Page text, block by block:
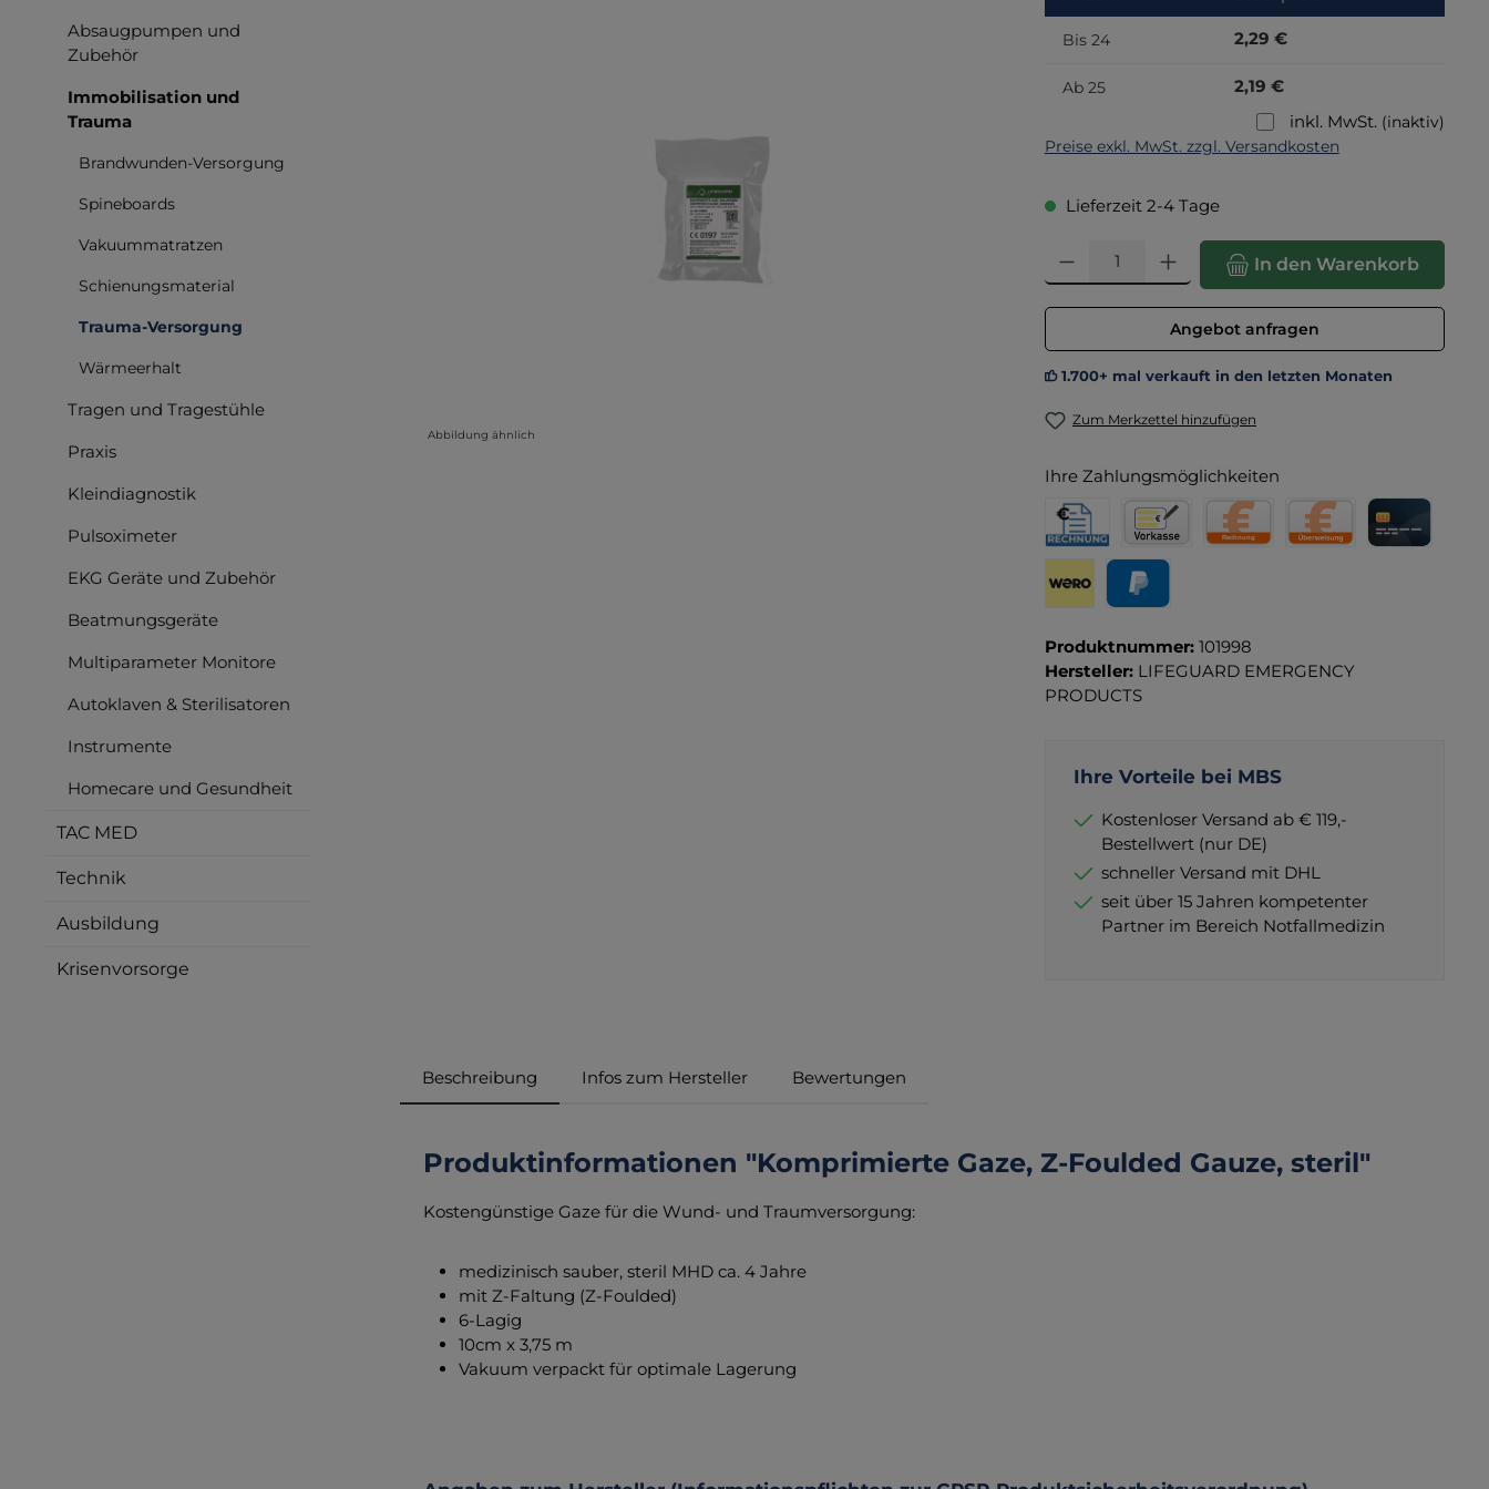
Absaugpumpen und
Zubehör
Immobilisation und
Trauma
Brandwunden-Versorgung
Spineboards
Vakuummatratzen
Schienungsmaterial
Trauma-Versorgung
Wärmeerhalt
Tragen und Tragestühle
Praxis
Kleindiagnostik
Pulsoximeter
EKG Geräte und Zubehör
Beatmungsgeräte
Multiparameter Monitore
Autoklaven & Sterilisatoren
Instrumente
Homecare und Gesundheit
TAC MED
Technik
Ausbildung
Krisenvorsorge
Abbildung ähnlich
Bis 24 2,29 €
Ab 25
2,19 €
inkl. MwSt. (inaktiv)
Preise exkl. MwSt. zzgl. Versandkosten
Lieferzeit 2-4 Tage
Produkt Anzahl: Gib den gewünschten Wert ein oder
In den Warenkorb
Angebot anfragen
1.700+ mal verkauft in den letzten Monaten
Zum Merkzettel hinzufügen
Ihre Zahlungsmöglichkeiten
Rechnung für Behörden
Vorkasse
Produktnummer: 101998
Hersteller: LIFEGUARD EMERGENCY
PRODUCTS
Ihre Vorteile bei MBS
Kostenloser Versand ab € 119,-
Bestellwert (nur DE)
schneller Versand mit DHL
seit über 15 Jahren kompetenter
Partner im Bereich Notfallmedizin
Beschreibung Infos zum Hersteller Bewertungen
Produktinformationen "Komprimierte Gaze, Z-Foulded Gauze, steril"
Kostengünstige Gaze für die Wund- und Traumversorgung:
medizinisch sauber, steril MHD ca. 4 Jahre
mit Z-Faltung (Z-Foulded)
6-Lagig
10cm x 3,75 m
Vakuum verpackt für optimale Lagerung